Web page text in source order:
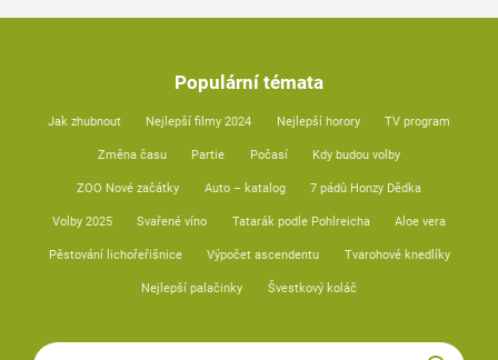
Populární témata
Jak zhubnout Nejlepší filmy 2024 Nejlepší horory TV program
Změna času Partie Počasí Kdy budou volby
ZOO Nové začátky Auto – katalog 7 pádů Honzy Dědka
Volby 2025 Svařené víno Tatarák podle Pohlreicha Aloe vera
Pěstování lichořeřišnice Výpočet ascendentu Tvarohové knedlíky
Nejlepší palačinky Švestkový koláč